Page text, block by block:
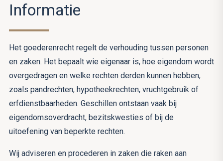
Informatie
Het goederenrecht regelt de verhouding tussen personen
en zaken. Het bepaalt wie eigenaar is, hoe eigendom wordt
overgedragen en welke rechten derden kunnen hebben,
zoals pandrechten, hypotheekrechten, vruchtgebruik of
erfdienstbaarheden. Geschillen ontstaan vaak bij
eigendomsoverdracht, bezitskwesties of bij de
uitoefening van beperkte rechten.
Wij adviseren en procederen in zaken die raken aan